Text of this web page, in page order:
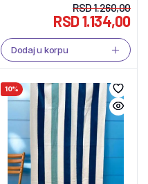
RSD1.260,00
RSD1.134,00
Dodaj u korpu
10%